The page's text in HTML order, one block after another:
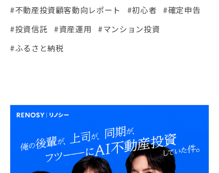
#不動産投資顧客動向レポート
#初心者
#確定申告
#投資信託
#資産運用
#マンション投資
#ふるさと納税